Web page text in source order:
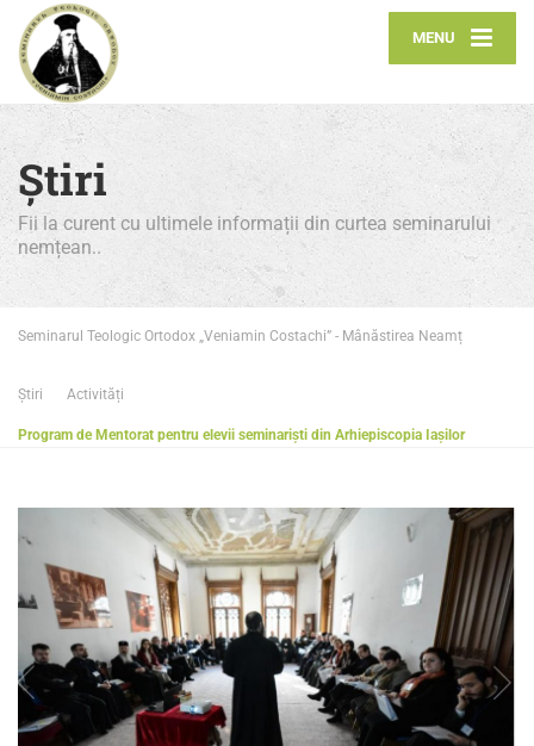
MENU
Știri
Fii la curent cu ultimele informații din curtea seminarului
nemțean..
Seminarul Teologic Ortodox „Veniamin Costachi” - Mânăstirea Neamț
Știri Activități
Program de Mentorat pentru elevii seminariști din Arhiepiscopia Iașilor